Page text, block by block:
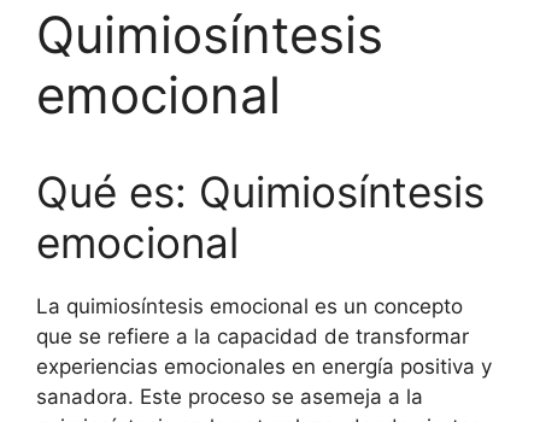
Quimiosíntesis
emocional
Qué es: Quimiosíntesis
emocional
La quimiosíntesis emocional es un concepto
que se refiere a la capacidad de transformar
experiencias emocionales en energía positiva y
sanadora. Este proceso se asemeja a la